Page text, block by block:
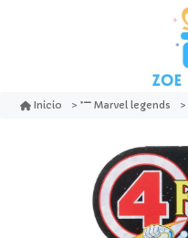
Inicio Marvel legends